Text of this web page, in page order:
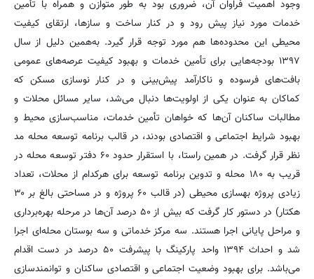
وجود اهمیت فراوان آن، ضروری بود به طور متوازن و همراه با تأمین
خدمات مورد نیاز پیش رود و در کنار ساخت و سازها، ارتقای کیفیت
محیطی این محدوده‌ها هم مورد توجه قرار گیرد. به‌همین دلیل از سال
۱۳۹۷ بودجه‌هایی برای تأمین خدمات و بهبود کیفیت عرصه‌های عمومی
بافت‌های فرسوده و ناکارآمد پیش‌بینی و در کنار نوسازی مسکن که
کماکان به عنوان یکی از اولویت‌ها دنبال می‌شد، سایر مسائل محلات و
مطالبات ساکنان آن‌ها که خواهان تأمین خدمات، مناسب‌سازی محیط و
بهبود شرایط اجتماعی و اقتصادی بودند، در قالب برنامه توسعه محله مد
نظر قرار گرفت. در همین راستا، با استقرار حدود ۶۰ دفتر توسعه محله در
قریب به ۱۸۰ محله و تدوین برنامه توسعه برای هرکدام از محلات، تعداد
زیادی پروژه بهسازی محیطی (در قالب ۶۰ پروژه و در مساحتی بالغ بر ۳۰
هکتار) در دستور کار گرفت که بیش از ۵۰ درصد آن‌ها در مرحله بهره‌برداری
و مراحل پایانی اجرا هستند. سه مرکز خدماتی و سه بوستان محله‌ای اجرا
شد و احداث ۱۳۹۴ واحد پارکینگ با پیشرفت ۵۰ درصد در دست اقدام
می‌باشد. برای بهبود وضعیت اجتماعی و اقتصادی ساکنان و توانمندسازی